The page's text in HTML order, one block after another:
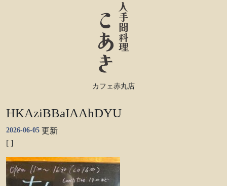
カフェ赤丸店
HKAziBBaIAAhDYU
2026-06-05 更新
[ ]